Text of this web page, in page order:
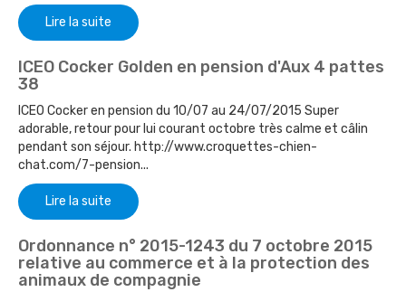
Lire la suite
ICEO Cocker Golden en pension d'Aux 4 pattes
38
ICEO Cocker en pension du 10/07 au 24/07/2015 Super
adorable, retour pour lui courant octobre très calme et câlin
pendant son séjour. http://www.croquettes-chien-
chat.com/7-pension...
Lire la suite
Ordonnance n° 2015-1243 du 7 octobre 2015
relative au commerce et à la protection des
animaux de compagnie